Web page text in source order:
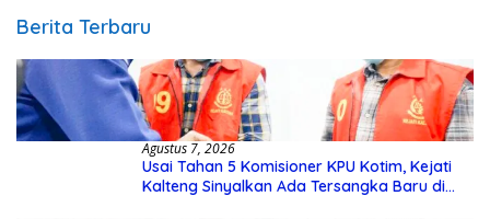
Berita Terbaru
Agustus 7, 2026
Usai Tahan 5 Komisioner KPU Kotim, Kejati
Kalteng Sinyalkan Ada Tersangka Baru di